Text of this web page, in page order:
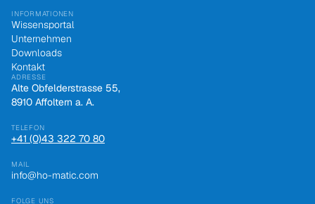
INFORMATIONEN
Wissensportal
Unternehmen
Downloads
Kontakt
ADRESSE
Alte Obfelderstrasse 55,
8910 Affoltern a. A.
TELEFON
+41 (0)43 322 70 80
MAIL
info@ho-matic.com
FOLGE UNS